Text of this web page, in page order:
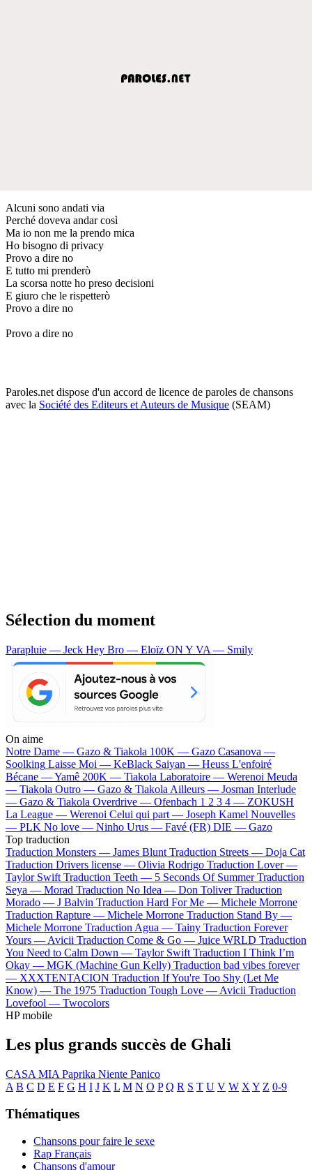
Alcuni sono andati via
Perché doveva andar così
Ma io non me la prendo mica
Ho bisogno di privacy
Provo a dire no
E tutto mi prenderò
La scorsa notte ho preso decisioni
E giuro che le rispetterò
Provo a dire no
Provo a dire no
Paroles.net dispose d'un accord de licence de paroles de chansons
avec la Société des Editeurs et Auteurs de Musique (SEAM)
Sélection du moment
Parapluie — Jeck Hey Bro — Eloïz ON Y VA — Smily
On aime
Notre Dame — Gazo & Tiakola 100K — Gazo Casanova —
Soolking Laisse Moi — KeBlack Saiyan — Heuss L'enfoiré
Bécane —Yamê 200K — Tiakola Laboratoire — Werenoi Meuda
— Tiakola Outro — Gazo & Tiakola Ailleurs — Josman Interlude
— Gazo & Tiakola Overdrive — Ofenbach 1 2 3 4 — ZOKUSH
La League — Werenoi Celui qui part — Joseph Kamel Nouvelles
— PLK No love — Ninho Urus — Favé (FR) DIE — Gazo
Top traduction
Traduction Monsters — James Blunt Traduction Streets — Doja Cat
Traduction Drivers license — Olivia Rodrigo Traduction Lover —
Taylor Swift Traduction Teeth — 5 Seconds Of Summer Traduction
Seya — Morad Traduction No Idea — Don Toliver Traduction
Morado — J Balvin Traduction Hard For Me — Michele Morrone
Traduction Rapture — Michele Morrone Traduction Stand By —
Michele Morrone Traduction Agua — Tainy Traduction Forever
Yours — Avicii Traduction Come & Go — Juice WRLD Traduction
You Need to Calm Down — Taylor Swift Traduction I Think I’m
Okay — MGK (Machine Gun Kelly) Traduction bad vibes forever
— XXXTENTACION Traduction If You're Too Shy (Let Me
Know) — The 1975 Traduction Tough Love — Avicii Traduction
Lovefool — Twocolors
HP mobile
Les plus grands succès de Ghali
CASA MIA Paprika Niente Panico
A B C D E F G H I J K L M N O P Q R S T U V W X Y Z 0-9
Thématiques
Chansons pour faire le sexe
Rap Français
Chansons d'amour